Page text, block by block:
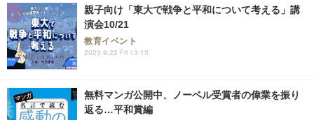
親子向け「東大で戦争と平和について考える」講
演会10/21
教育イベント
2023.9.22 Fri 13:15
無料マンガ公開中、ノーベル受賞者の偉業を振り
返る…平和賞編